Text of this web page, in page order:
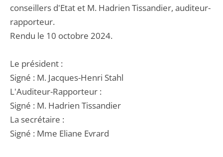
conseillers d'Etat et M. Hadrien Tissandier, auditeur-
rapporteur.
Rendu le 10 octobre 2024.
Le président :
Signé : M. Jacques-Henri Stahl
L'Auditeur-Rapporteur :
Signé : M. Hadrien Tissandier
La secrétaire :
Signé : Mme Eliane Evrard